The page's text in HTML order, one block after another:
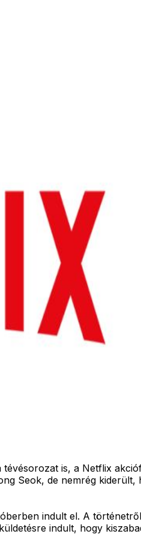
is, a Netflix
Seok, de nemrég
indult el. A
indult, hogy